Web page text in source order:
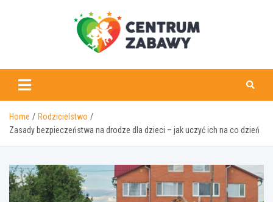
centrumzabawy.pl
Home
Rodzicielstwo
Zasady bezpieczeństwa na drodze dla dzieci – jak uczyć ich na co dzień